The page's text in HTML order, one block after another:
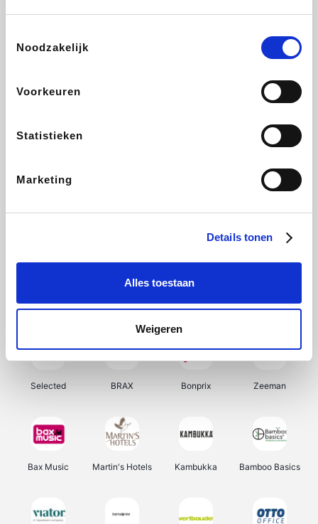
Noodzakelijk
Voorkeuren
Statistieken
Marketing
Details tonen
Alles toestaan
Weigeren
Lufthansa
CheapTickets.be DeubaXXL
Samsung My Jewellery Delonghi Tennis Point
Selected BRAX Bonprix Zeeman
Bax Music Martin's Hotels Kambukka Bamboo Basics